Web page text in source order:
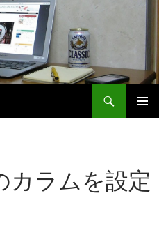
カラムを設定